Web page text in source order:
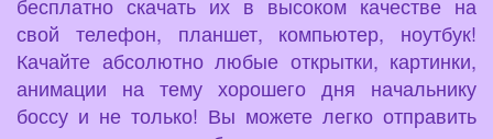
бесплатно скачать их в высоком качестве на
свой телефон, планшет, компьютер, ноутбук!
Качайте абсолютно любые открытки, картинки,
анимации на тему хорошего дня начальнику
боссу и не только! Вы можете легко отправить